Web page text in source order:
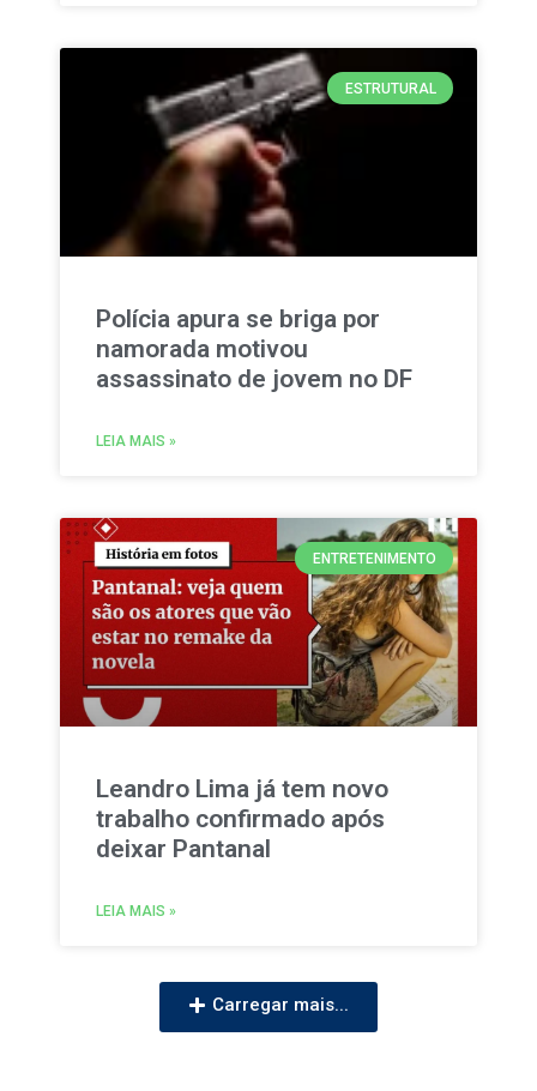
ESTRUTURAL
Polícia apura se briga por
namorada motivou
assassinato de jovem no DF
LEIA MAIS »
ENTRETENIMENTO
Leandro Lima já tem novo
trabalho confirmado após
deixar Pantanal
LEIA MAIS »
Carregar mais...